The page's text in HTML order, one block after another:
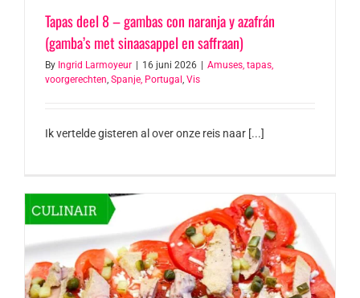
Tapas deel 8 – gambas con naranja y azafrán
(gamba’s met sinaasappel en saffraan)
By Ingrid Larmoyeur 16 juni 2026
Amuses, tapas,
voorgerechten, Spanje, Portugal , Vis
Ik vertelde gisteren al over onze reis naar [...]